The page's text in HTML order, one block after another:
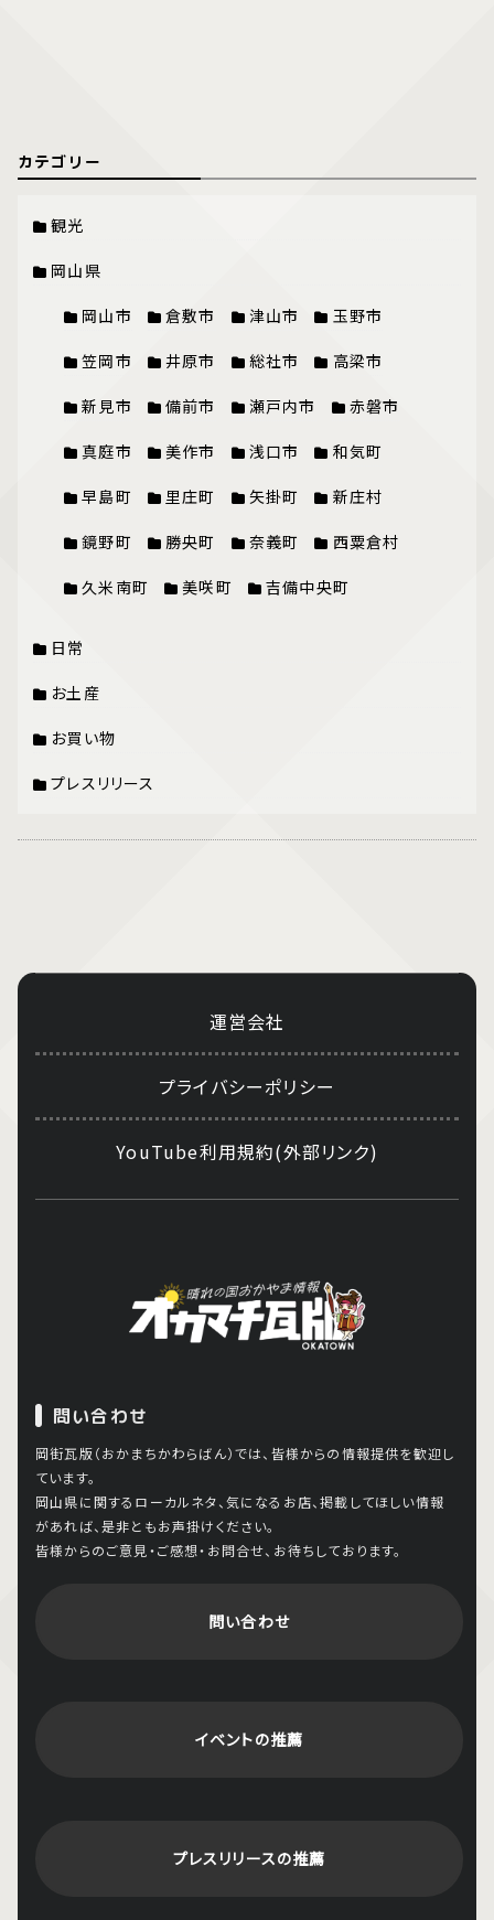
カテゴリー
観光
岡山県
岡山市 倉敷市 津山市 玉野市
笠岡市 井原市 総社市 高梁市
新見市 備前市 瀬戸内市 赤磐市
真庭市 美作市 浅口市 和気町
早島町 里庄町 矢掛町 新庄村
鏡野町 勝央町 奈義町 西粟倉村
久米南町 美咲町 吉備中央町
日常
お土産
お買い物
プレスリリース
運営会社
プライバシーポリシー
YouTube利用規約(外部リンク)
問い合わせ
岡街瓦版（おかまちかわらばん）では、皆様からの情報提供を歓迎し
ています。
岡山県に関するローカルネタ、気になるお店、掲載してほしい情報
があれば、是非ともお声掛けください。
皆様からのご意見・ご感想・お問合せ、お待ちしております。
問い合わせ
イベントの推薦
プレスリリースの推薦